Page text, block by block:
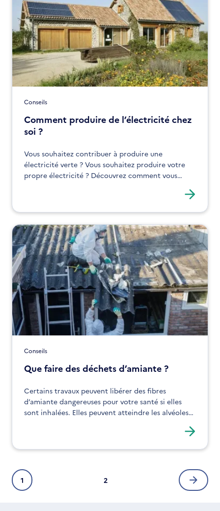
Conseils
Comment produire de l’électricité chez
soi ?
Vous souhaitez contribuer à produire une
électricité verte ? Vous souhaitez produire votre
propre électricité ? Découvrez comment vous
Conseils
Que faire des déchets d’amiante ?
Certains travaux peuvent libérer des fibres
d’amiante dangereuses pour votre santé si elles
sont inhalées. Elles peuvent atteindre les alvéoles
Pagination
Page
courante
1 Page
2 Page